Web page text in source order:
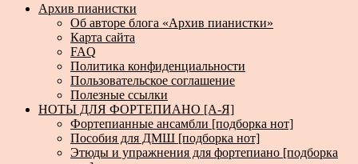
Архив пианистки
Об авторе блога «Архив пианистки»
Карта сайта
FAQ
Политика конфиденциальности
Пользовательское соглашение
Полезные ссылки
НОТЫ ДЛЯ ФОРТЕПИАНО [А-Я]
Фортепианные ансамбли [подборка нот]
Пособия для ДМШ [подборка нот]
Этюды и упражнения для фортепиано [подборка